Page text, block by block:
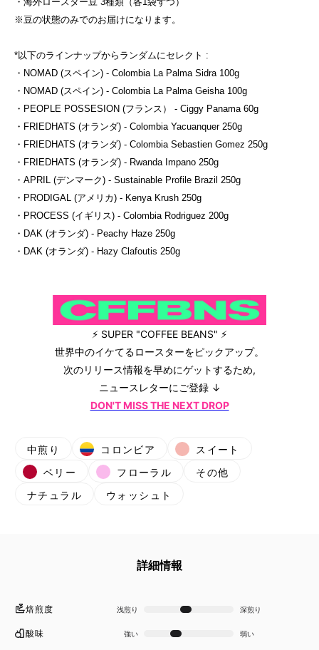
※豆の状態のみでのお届けになります。
*以下のラインナップからランダムにセレクト :
・NOMAD (スペイン) - Colombia La Palma Sidra 100g
・NOMAD (スペイン) - Colombia La Palma Geisha 100g
・PEOPLE POSSESION (フランス） - Ciggy Panama 60g
・FRIEDHATS (オランダ) - Colombia Yacuanquer 250g
・FRIEDHATS (オランダ) - Colombia Sebastien Gomez 250g
・FRIEDHATS (オランダ) - Rwanda Impano 250g
・APRIL (デンマーク) - Sustainable Profile Brazil 250g
・PRODIGAL (アメリカ) - Kenya Krush 250g
・PROCESS (イギリス) - Colombia Rodriguez 200g
・DAK (オランダ) - Peachy Haze 250g
・DAK (オランダ) - Hazy Clafoutis 250g
⚡ SUPER "COFFEE BEANS" ⚡
世界中のイケてるロースターをピックアップ。
次のリリース情報を早めにゲットするため,
ニュースレターにご登録 ↓
DON'T MISS THE NEXT DROP
中煎り コロンビア
スイート
ベリー
フローラル
その他
ナチュラル
ウォッシュト
詳細情報
焙煎度 浅煎り 深煎り
酸味 強い 弱い